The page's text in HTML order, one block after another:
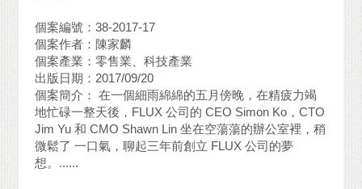
個案編號：38-2017-17
個案作者：陳家麟
個案產業：零售業、科技產業
出版日期：2017/09/20
個案簡介： 在一個細雨綿綿的五月傍晚，在精疲力竭
地忙碌一整天後，FLUX 公司的 CEO Simon Ko，CTO
Jim Yu 和 CMO Shawn Lin 坐在空蕩蕩的辦公室裡，稍
微鬆了 一口氣，聊起三年前創立 FLUX 公司的夢
想。......